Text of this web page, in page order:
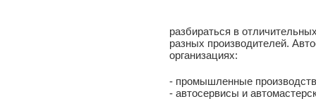
разбираться в
разных производителей.
организациях:
- промышленные
- автосервисы и